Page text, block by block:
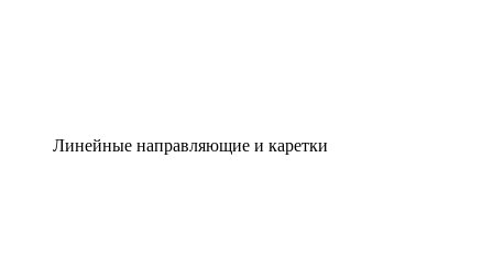
Линейные направляющие и каретки